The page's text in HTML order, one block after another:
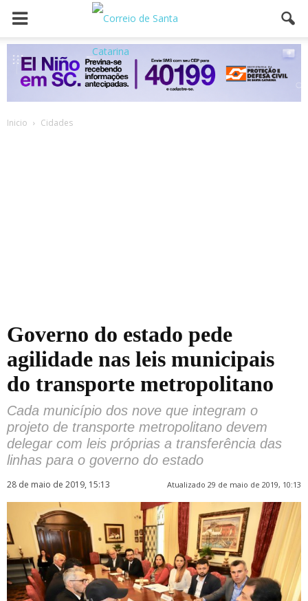
Inicio Cidades
Governo do estado pede
agilidade nas leis municipais
do transporte metropolitano
Cada município dos nove que integram o
projeto de transporte metropolitano devem
delegar com leis próprias a transferência das
linhas para o governo do estado
28 de maio de 2019, 15:13 Atualizado 29 de maio de 2019, 10:13